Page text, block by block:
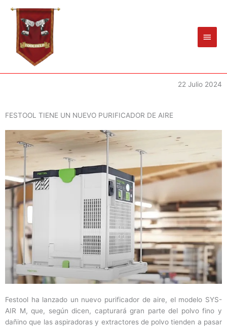
contenido
22 Julio 2024
FESTOOL TIENE UN NUEVO PURIFICADOR DE AIRE
Festool ha lanzado un nuevo purificador de aire, el modelo SYS-
AIR M, que, según dicen, capturará gran parte del polvo fino y
dañino que las aspiradoras y extractores de polvo tienden a pasar